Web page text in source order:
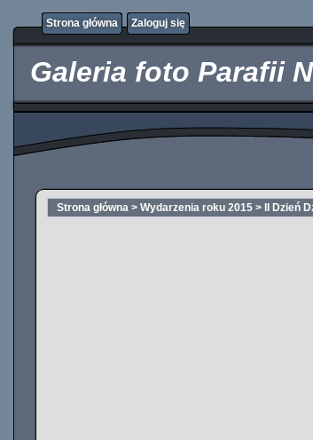
Strona główna
Zaloguj się
Galeria foto Parafii
Strona główna > Wydarzenia roku 2015 >
II Dzień